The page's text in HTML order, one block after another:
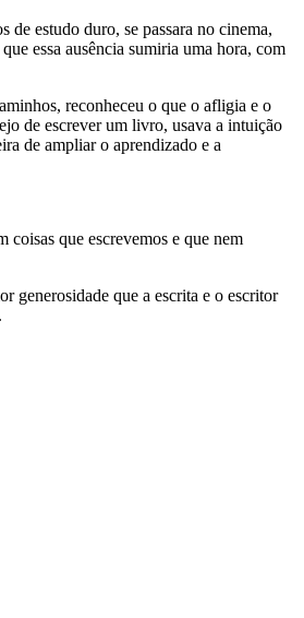
de estudo duro, se passara no cinema,
essa ausência sumiria uma hora, com
reconheceu o que o afligia e o
de escrever um livro, usava a intuição
de ampliar o aprendizado e a
que escrevemos e que nem
generosidade que a escrita e o escritor